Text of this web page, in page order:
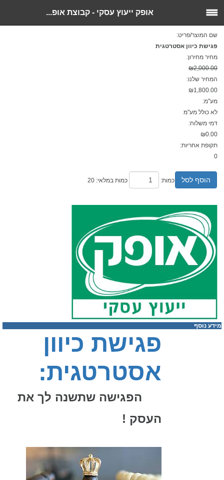
אופק ייעוץ עסקי - קבוצת אופ...
שם המוצר/פריט:
פגישת כיוון אסטרטגית
מחיר מחירון:
₪2,000.00
המחיר שלנו:
₪1,800.00
מע"מ:
לא כולל מע"מ
דמי משלוח:
₪0.00
תקופת אחריות:
0
הוסף לסל כמות: כמות במלאי: 20
מידע נוסף
אסטרטגית:
העסק !